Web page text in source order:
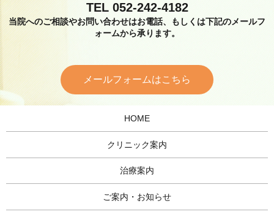
TEL 052-242-4182
当院へのご相談やお問い合わせはお電話、もしくは下記のメールフ
ォームから承ります。
メールフォームはこちら
HOME
クリニック案内
治療案内
ご案内・お知らせ